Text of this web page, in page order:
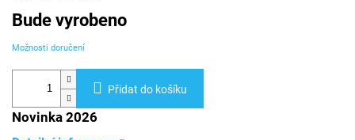
Měrná
cena:
Bude vyrobeno
Možnosti doručení
Přidat do košíku
Novinka 2026